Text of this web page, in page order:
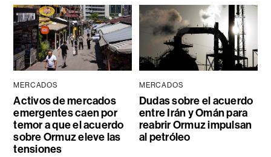
MERCADOS
Activos de mercados
emergentes caen por
temor a que el acuerdo
sobre Ormuz eleve las
tensiones
MERCADOS
Dudas sobre el acuerdo
entre Irán y Omán para
reabrir Ormuz impulsan
al petróleo